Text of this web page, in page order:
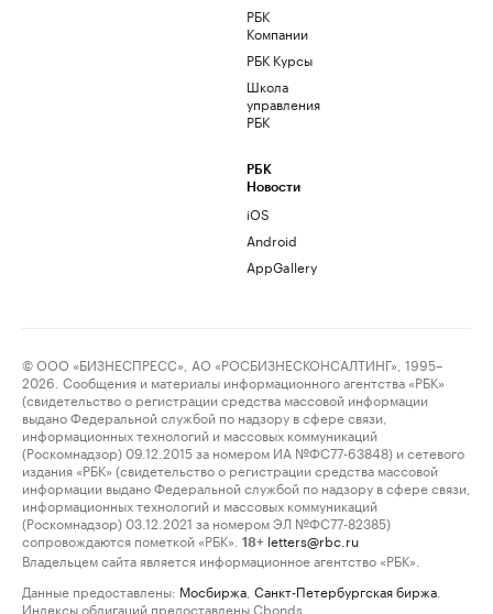
РБК
Компании
РБК Курсы
Школа
управления
РБК
РБК
Новости
iOS
Android
AppGallery
© ООО «БИЗНЕСПРЕСС», АО «РОСБИЗНЕСКОНСАЛТИНГ», 1995–
2026. Сообщения и материалы информационного агентства «РБК»
(свидетельство о регистрации средства массовой информации
выдано Федеральной службой по надзору в сфере связи,
информационных технологий и массовых коммуникаций
(Роскомнадзор) 09.12.2015 за номером ИА №ФС77-63848) и сетевого
издания «РБК» (свидетельство о регистрации средства массовой
информации выдано Федеральной службой по надзору в сфере связи,
информационных технологий и массовых коммуникаций
(Роскомнадзор) 03.12.2021 за номером ЭЛ №ФС77-82385)
сопровождаются пометкой «РБК».
18+ letters@rbc.ru
Владельцем сайта является информационное агентство «РБК».
Данные предоставлены: Мосбиржа Санкт-Петербургская биржа
Индексы облигаций предоставлены Cbonds.